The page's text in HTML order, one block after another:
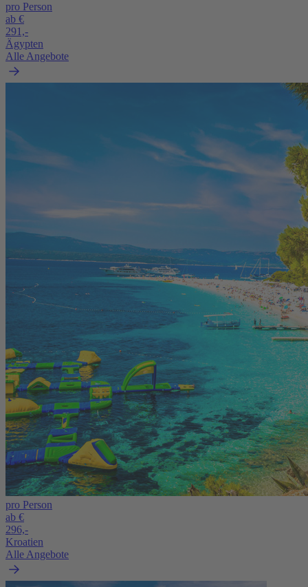
pro Person
ab €
291,-
Ägypten
Alle Angebote
pro Person
ab €
296,-
Kroatien
Alle Angebote